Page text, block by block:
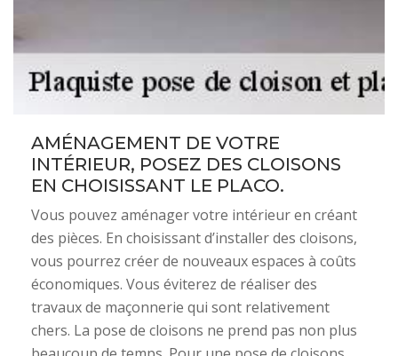
AMÉNAGEMENT DE VOTRE
INTÉRIEUR, POSEZ DES CLOISONS
EN CHOISISSANT LE PLACO.
Vous pouvez aménager votre intérieur en créant
des pièces. En choisissant d’installer des cloisons,
vous pourrez créer de nouveaux espaces à coûts
économiques. Vous éviterez de réaliser des
travaux de maçonnerie qui sont relativement
chers. La pose de cloisons ne prend pas non plus